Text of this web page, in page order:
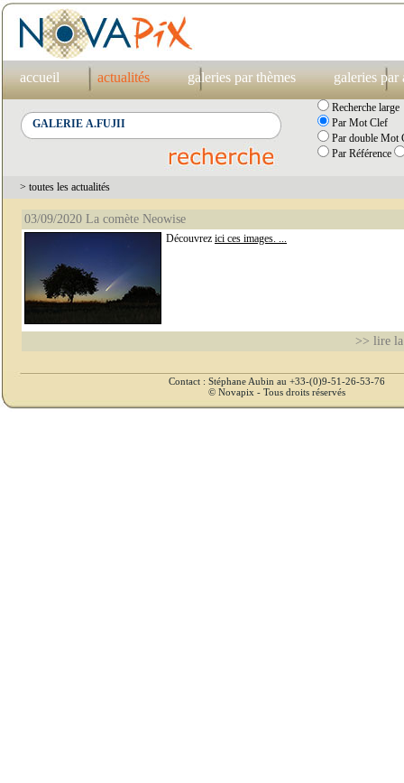
accueil actualités galeries par thèmes galeries par
Recherche large
Par Mot Clef
Par double Mot
Par Référence
> toutes les actualités
03/09/2020 La comète Neowise
Découvrez ici ces images. ...
>> lire
Contact : Stéphane Aubin au +33-(0)9-51-26-53-76
© Novapix - Tous droits réservés